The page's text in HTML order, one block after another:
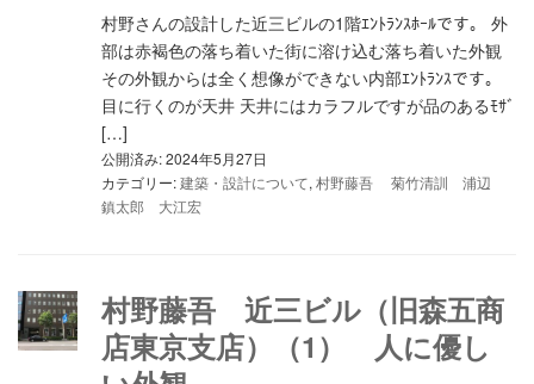
村野さんの設計した近三ビルの1階ｴﾝﾄﾗﾝｽﾎｰﾙです。 外
部は赤褐色の落ち着いた街に溶け込む落ち着いた外観
その外観からは全く想像ができない内部ｴﾝﾄﾗﾝｽです。
目に行くのが天井 天井にはカラフルですが品のあるﾓｻﾞ
[…]
公開済み: 2024年5月27日
カテゴリー:建築・設計について, 村野藤吾 菊竹清訓 浦辺
鎮太郎 大江宏
村野藤吾 近三ビル（旧森五商
店東京支店）（1） 人に優し